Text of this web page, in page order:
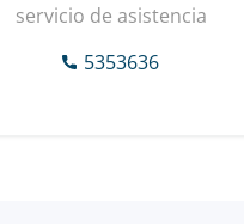
servicio de asistencia
5353636